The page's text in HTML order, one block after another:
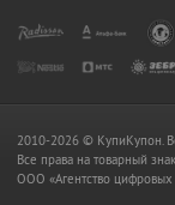
2010-2026 © КупиКупон.
Все права на товарный
OOO «Агентство